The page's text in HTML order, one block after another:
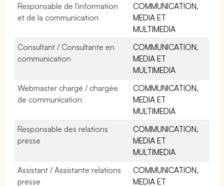
Responsable de l'information
et de la communication
COMMUNICATION,
MEDIA ET
MULTIMEDIA
Consultant / Consultante en
communication
COMMUNICATION,
MEDIA ET
MULTIMEDIA
Webmaster chargé / chargée
de communication
COMMUNICATION,
MEDIA ET
MULTIMEDIA
Responsable des relations
presse
COMMUNICATION,
MEDIA ET
MULTIMEDIA
Assistant / Assistante relations
presse
COMMUNICATION,
MEDIA ET